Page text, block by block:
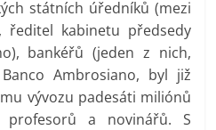
státních úředníků (mezi
kabinetu předsedy
bankéřů (jeden z nich,
Ambrosiano, byl již
vývozu padesáti miliónů
profesorů a novinářů. S